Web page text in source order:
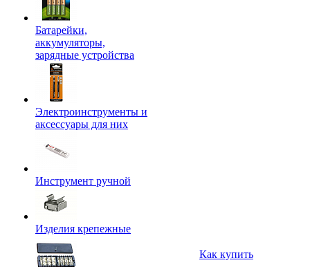
Батарейки,
аккумуляторы,
зарядные устройства
Электроинструменты и
аксессуары для них
Инструмент ручной
Изделия крепежные
Как купить